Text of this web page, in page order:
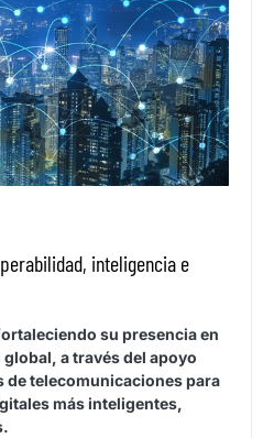
inteligencia e
su presencia en
a través del apoyo
de telecomunicaciones para
más inteligentes,